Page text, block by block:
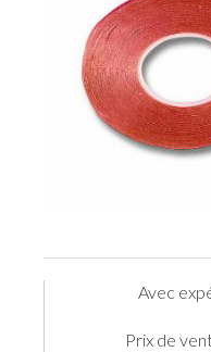
Avec
Prix ​​de